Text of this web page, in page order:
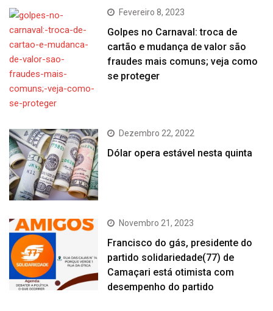
Fevereiro 8, 2023
Golpes no Carnaval: troca de
cartão e mudança de valor são
fraudes mais comuns; veja como
se proteger
Dezembro 22, 2022
Dólar opera estável nesta quinta
Novembro 21, 2023
Francisco do gás, presidente do
partido solidariedade(77) de
Camaçari está otimista com
desempenho do partido